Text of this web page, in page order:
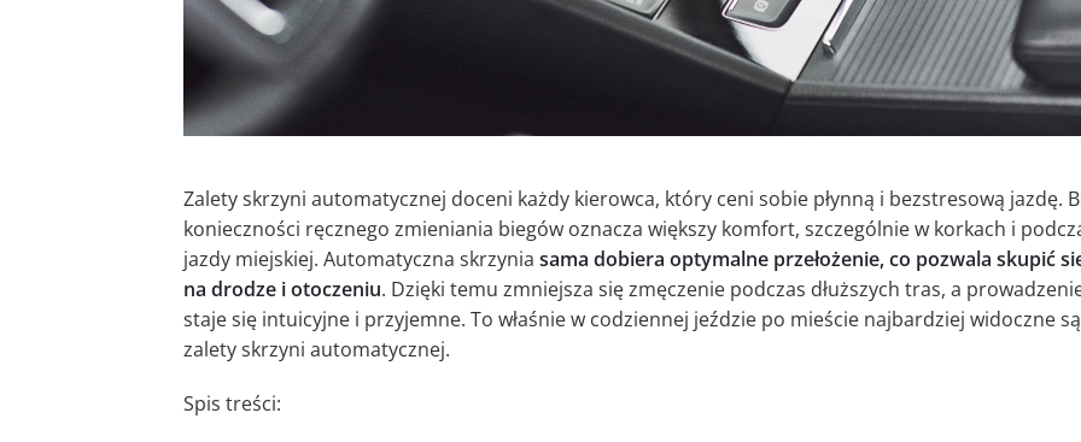
Zalety skrzyni automatycznej doceni każdy kierowca, który ceni sobie płynną i bezstresową jazdę.
konieczności ręcznego zmieniania biegów oznacza większy komfort, szczególnie w korkach i
jazdy miejskiej. Automatyczna skrzynia sama dobiera optymalne przełożenie, co pozwala skupić
na drodze i otoczeniu. Dzięki temu zmniejsza się zmęczenie podczas dłuższych tras, a
staje się intuicyjne i przyjemne. To właśnie w codziennej jeździe po mieście najbardziej widoczne są
zalety skrzyni automatycznej.
Spis treści: